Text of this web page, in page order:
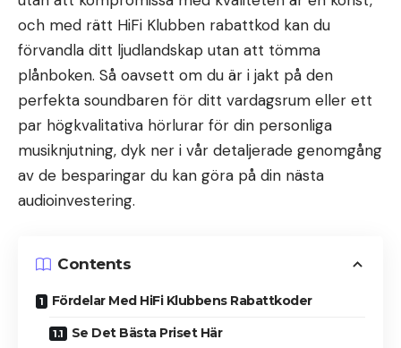
och med rätt HiFi Klubben rabattkod kan du
förvandla ditt ljudlandskap utan att tömma
plånboken. Så oavsett om du är i jakt på den
perfekta soundbaren för ditt vardagsrum eller ett
par högkvalitativa hörlurar för din personliga
musiknjutning, dyk ner i vår detaljerade genomgång
av de besparingar du kan göra på din nästa
audioinvestering.
Contents
Fördelar Med HiFi Klubbens Rabattkoder
Se Det Bästa Priset Här